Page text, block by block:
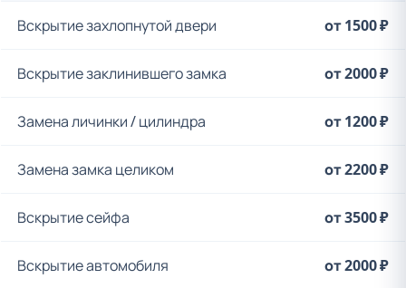
Вскрытие захлопнутой двери от 1500 ₽
Вскрытие заклинившего замка от 2000 ₽
Замена личинки / цилиндра от 1200 ₽
Замена замка целиком от 2200 ₽
Вскрытие сейфа от 3500 ₽
Вскрытие автомобиля от 2000 ₽